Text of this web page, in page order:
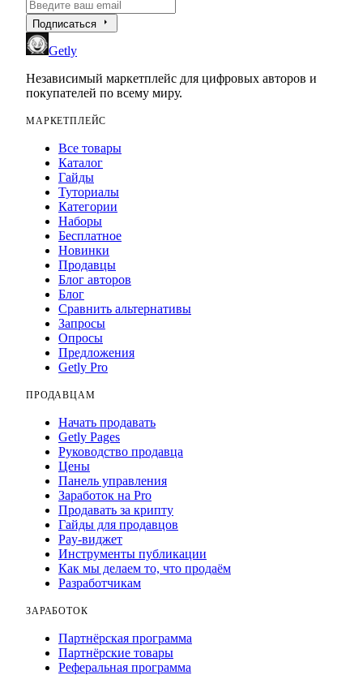
Подписаться arrow_right
Getly
Независимый маркетплейс для цифровых авторов и
покупателей по всему миру.
МАРКЕТПЛЕЙС
Все товары
Каталог
Гайды
Туториалы
Категории
Наборы
Бесплатное
Новинки
Продавцы
Блог авторов
Блог
Сравнить альтернативы
Запросы
Опросы
Предложения
Getly Pro
ПРОДАВЦАМ
Начать продавать
Getly Pages
Руководство продавца
Цены
Панель управления
Заработок на Pro
Продавать за крипту
Гайды для продавцов
Pay-виджет
Инструменты публикации
Как мы делаем то, что продаём
Разработчикам
ЗАРАБОТОК
Партнёрская программа
Партнёрские товары
Реферальная программа